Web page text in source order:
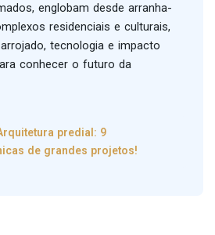
englobam desde arranha-
residenciais e culturais,
tecnologia e impacto
conhecer o futuro da
predial: 9
de grandes projetos!